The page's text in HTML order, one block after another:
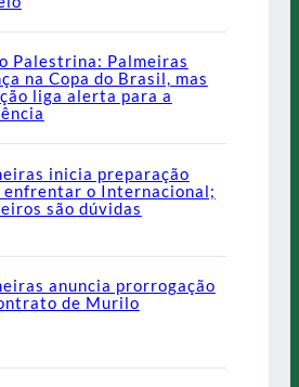
Palestrina: Palmeiras
na Copa do Brasil, mas
liga alerta para a
inicia preparação
enfrentar o Internacional;
são dúvidas
anuncia prorrogação
de Murilo